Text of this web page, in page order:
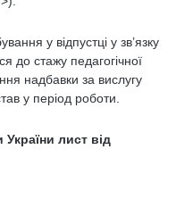
у відпустці у зв’язку
до стажу педагогічної
надбавки за вислугу
у період роботи.
України лист від